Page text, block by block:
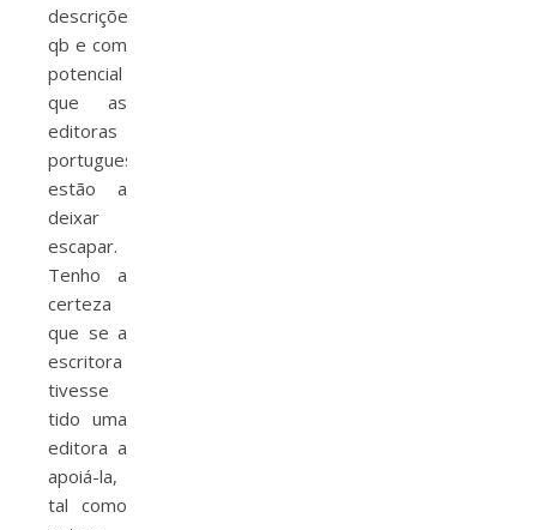
descrições
qb e com
potencial
que as
editoras
portuguesas
estão a
deixar
escapar.
Tenho a
certeza
que se a
escritora
tivesse
tido uma
editora a
apoiá-la,
tal como